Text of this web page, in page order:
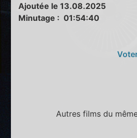
Ajoutée le 13.08.2025
Minutage : 01:54:40
Autres films du